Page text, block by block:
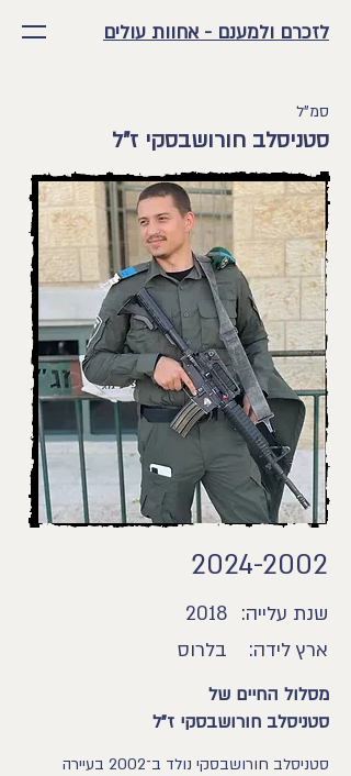
לזכרם ולמענם - אחוות עולים
סמ"ל
סטניסלב חורושבסקי ז"ל
2024-2002
שנת עלייה:
2018
ארץ לידה:
בלרוס
מסלול החיים של
סטניסלב חורושבסקי ז"ל
סטניסלב חורושבסקי נולד ב־2002 בעיירה